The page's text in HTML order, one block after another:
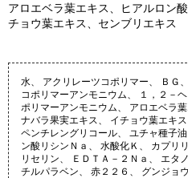
アロエベラ葉エキス、ヒアルロン
チョウ葉エキス、センブリエキス
水、 アクリレーツコポリマー、 ＢＧ
コポリマーアンモニウム、 １，２－
ポリマーアンモニウム、 アロエベラ
ナバラ果実エキス、 イチョウ葉エキ
ペンチレングリコール、 ユチャ種子
ン酸リシンＮａ、 水酸化Ｋ、 カプリ
リセリン、 ＥＤＴＡ－２Ｎａ、 エタ
チルパラベン、 赤２２６、 グンジョウ